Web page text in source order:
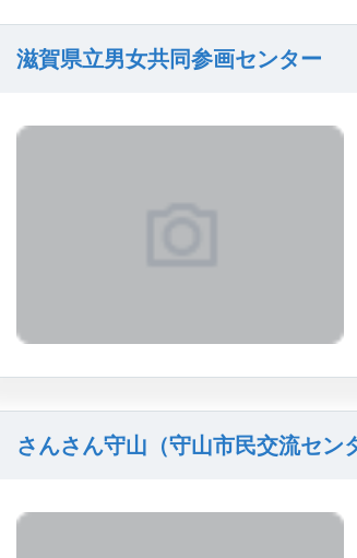
滋賀県立男女共同参画センター
さんさん守山（守山市民交流セン